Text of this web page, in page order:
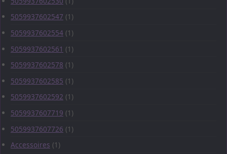
5059937602547 (1)
5059937602554 (1)
5059937602561 (1)
5059937602578 (1)
5059937602585 (1)
5059937602592 (1)
5059937607719 (1)
5059937607726 (1)
Accessoires (1)